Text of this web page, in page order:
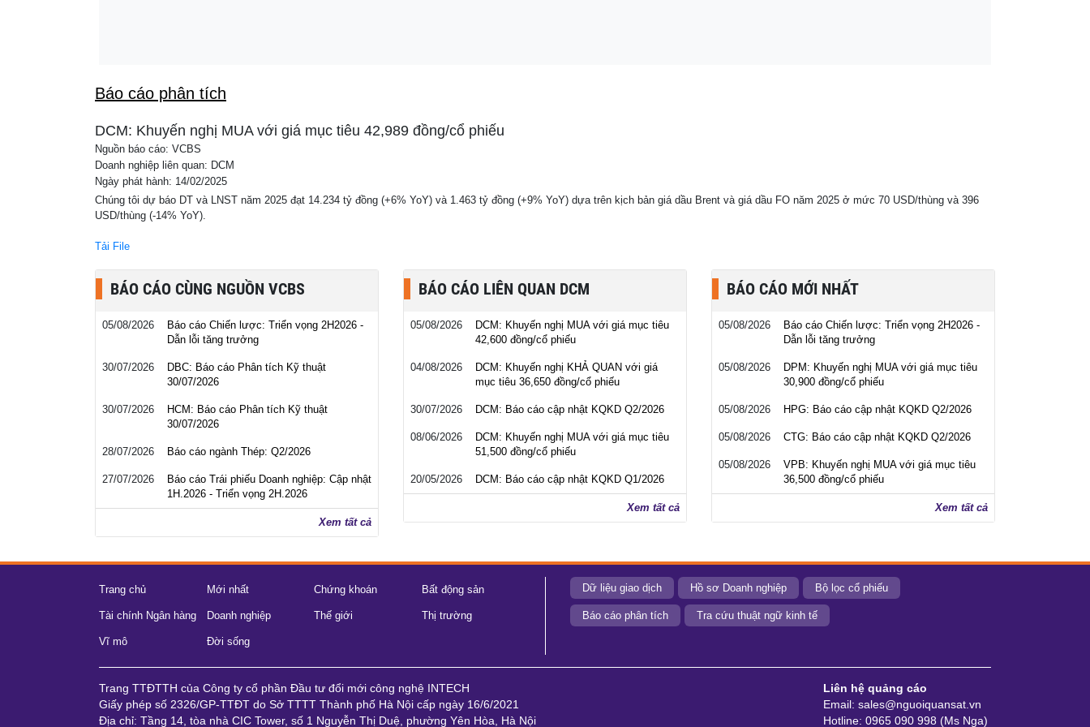
Báo cáo phân tích
DCM: Khuyến nghị MUA với giá mục tiêu 42,989 đồng/cổ phiếu
Nguồn báo cáo: VCBS
Doanh nghiệp liên quan: DCM
Ngày phát hành: 14/02/2025
Chúng tôi dự báo DT và LNST năm 2025 đạt 14.234 tỷ đồng (+6% YoY) và 1.463 tỷ đồng (+9% YoY) dựa trên kịch bản giá dầu Brent và giá dầu FO năm 2025 ở mức 70 USD/thùng và 396
USD/thùng (-14% YoY).
Tải File
BÁO CÁO CÙNG NGUỒN VCBS
05/08/2026
Báo cáo Chiến lược: Triển vọng 2H2026 -
Dẫn lỗi tăng trưởng
30/07/2026
DBC: Báo cáo Phân tích Kỹ thuật
30/07/2026
30/07/2026
HCM: Báo cáo Phân tích Kỹ thuật
30/07/2026
28/07/2026 Báo cáo ngành Thép: Q2/2026
27/07/2026
Báo cáo Trái phiếu Doanh nghiệp: Cập nhật
1H.2026 - Triển vọng 2H.2026
Xem tất cả
BÁO CÁO LIÊN QUAN DCM
05/08/2026
DCM: Khuyến nghị MUA với giá mục tiêu
42,600 đồng/cổ phiếu
04/08/2026
DCM: Khuyến nghị KHẢ QUAN với giá
mục tiêu 36,650 đồng/cổ phiếu
30/07/2026 DCM: Báo cáo cập nhật KQKD Q2/2026
08/06/2026
DCM: Khuyến nghị MUA với giá mục tiêu
51,500 đồng/cổ phiếu
20/05/2026 DCM: Báo cáo cập nhật KQKD Q1/2026
Xem tất cả
BÁO CÁO MỚI NHẤT
05/08/2026
Báo cáo Chiến lược: Triển vọng 2H2026 -
Dẫn lỗi tăng trưởng
05/08/2026
DPM: Khuyến nghị MUA với giá mục tiêu
30,900 đồng/cổ phiếu
05/08/2026 HPG: Báo cáo cập nhật KQKD Q2/2026
05/08/2026 CTG: Báo cáo cập nhật KQKD Q2/2026
05/08/2026
VPB: Khuyến nghị MUA với giá mục tiêu
36,500 đồng/cổ phiếu
Xem tất cả
Dữ liệu giao dịch Hồ sơ Doanh nghiệp Bộ lọc cổ phiếu
Báo cáo phân tích Tra cứu thuật ngữ kinh tế
Trang chủ Mới nhất Chứng khoán Bất động sản
Tài chính Ngân hàng Doanh nghiệp Thế giới Thị trường
Vĩ mô Đời sống
Trang TTĐTTH của Công ty cổ phần Đầu tư đổi mới công nghệ INTECH
Giấy phép số 2326/GP-TTĐT do Sở TTTT Thành phố Hà Nội cấp ngày 16/6/2021
Địa chỉ: Tầng 14, tòa nhà CIC Tower, số 1 Nguyễn Thị Duệ, phường Yên Hòa, Hà Nội
Liên hệ quảng cáo
Email: sales@nguoiquansat.vn
Hotline: 0965 090 998 (Ms Nga)